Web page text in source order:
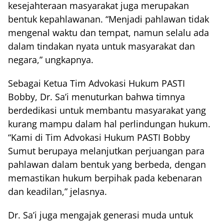
kesejahteraan masyarakat juga merupakan
bentuk kepahlawanan. “Menjadi pahlawan tidak
mengenal waktu dan tempat, namun selalu ada
dalam tindakan nyata untuk masyarakat dan
negara,” ungkapnya.
Sebagai Ketua Tim Advokasi Hukum PASTI
Bobby, Dr. Sa’i menuturkan bahwa timnya
berdedikasi untuk membantu masyarakat yang
kurang mampu dalam hal perlindungan hukum.
“Kami di Tim Advokasi Hukum PASTI Bobby
Sumut berupaya melanjutkan perjuangan para
pahlawan dalam bentuk yang berbeda, dengan
memastikan hukum berpihak pada kebenaran
dan keadilan,” jelasnya.
Dr. Sa’i juga mengajak generasi muda untuk